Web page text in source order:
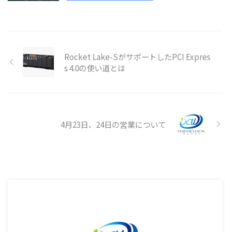
Rocket Lake-SがサポートしたPCI Expres
s 4.0の使い道とは
4月23日、24日の営業について